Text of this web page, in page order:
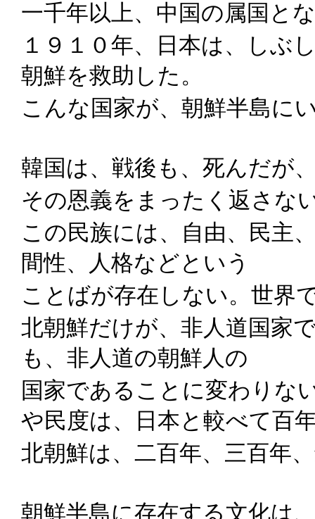
一千年以上、中国の属国と
１９１０年、日本は、しぶ
朝鮮を救助した。
こんな国家が、朝鮮半島に
韓国は、戦後も、死んだが
その恩義をまったく返さな
この民族には、自由、民主
間性、人格などという
ことばが存在しない。世界
北朝鮮だけが、非人道国家
も、非人道の朝鮮人の
国家であることに変わりな
や民度は、日本と較べて百
北朝鮮は、二百年、三百年
朝鮮半島に存在する文化は